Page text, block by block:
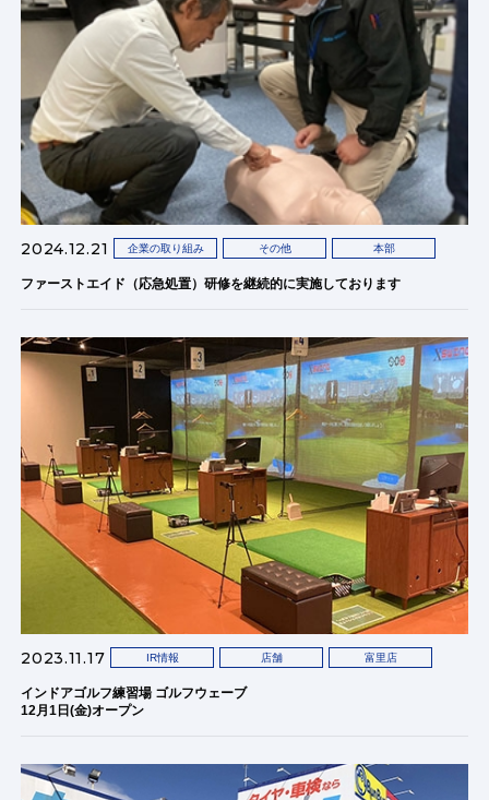
2024.12.21 企業の取り組み その他 本部
ファーストエイド（応急処置）研修を継続的に実施しております
2023.11.17 IR情報 店舗 富里店
インドアゴルフ練習場 ゴルフウェーブ
12月1日(金)オープン